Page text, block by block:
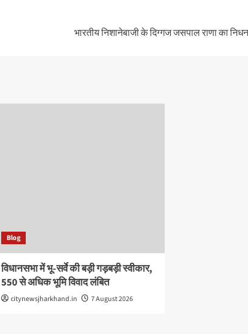
भारतीय निशानेबाजी के दिग्गज जसपाल राणा का
Blog
विधानसभा में भू-सर्वे की बड़ी गड़बड़ी स्वीकार,
550 से अधिक भूमि विवाद लंबित
citynewsjharkhand.in 7 August 2026